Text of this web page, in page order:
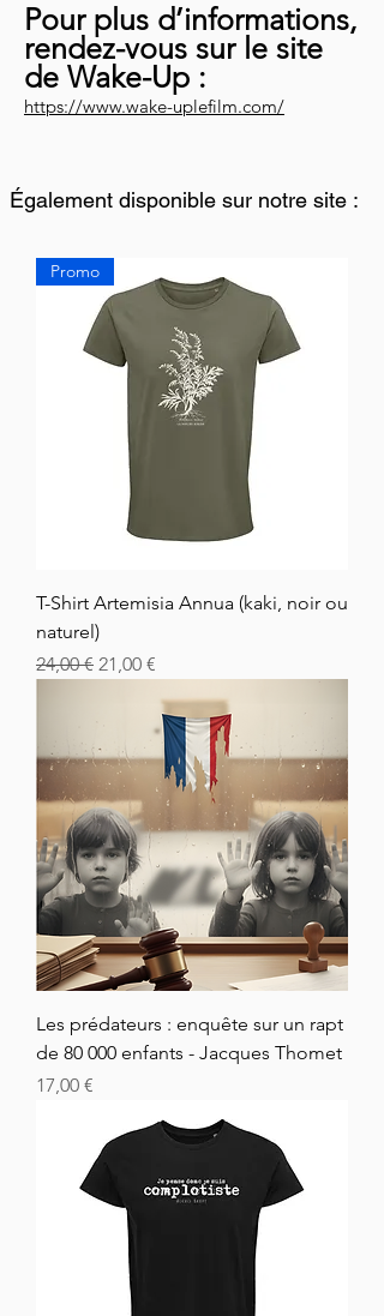
Pour plus d’informations,
rendez-vous sur le site
de Wake-Up :
https://www.wake-uplefilm.com/
Également disponible sur notre site :
Promo
T-Shirt Artemisia Annua (kaki, noir ou
naturel)
Normaali hinta
24,00 € Alehinta
21,00 €
Les prédateurs : enquête sur un rapt
de 80 000 enfants - Jacques Thomet
Hinta
17,00 €